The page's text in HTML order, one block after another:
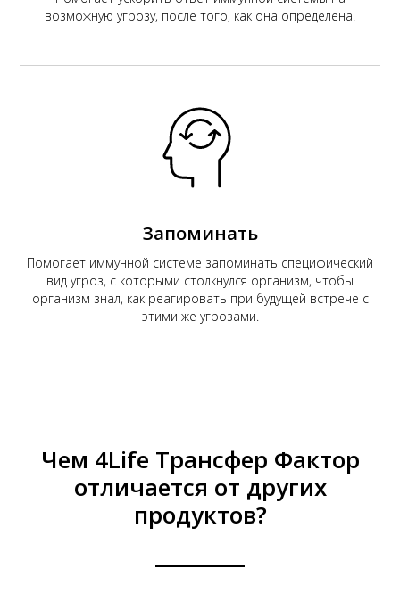
возможную угрозу, после того, как она определена.
Запоминать
Помогает иммунной системе запоминать специфический
вид угроз, с которыми столкнулся организм, чтобы
организм знал, как реагировать при будущей встрече с
этими же угрозами.
Чем 4Life Трансфер Фактор
отличается от других
продуктов?